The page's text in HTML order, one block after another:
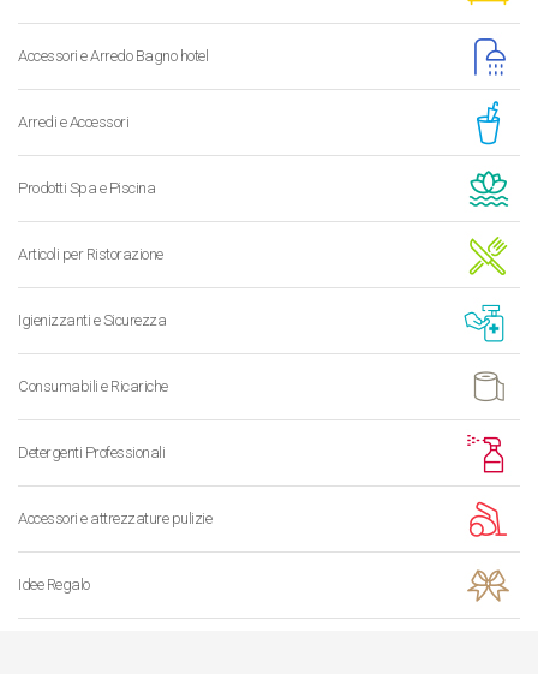
Accessori e Arredo Bagno hotel
Arredi e Accessori
Prodotti Spa e Piscina
Articoli per Ristorazione
Igienizzanti e Sicurezza
Consumabili e Ricariche
Detergenti Professionali
Accessori e attrezzature pulizie
Idee Regalo